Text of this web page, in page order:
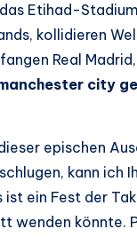
Etihad-
kollidieren
Real
city
epischen
kann ich
ist ein Fest der
wenden könnte.